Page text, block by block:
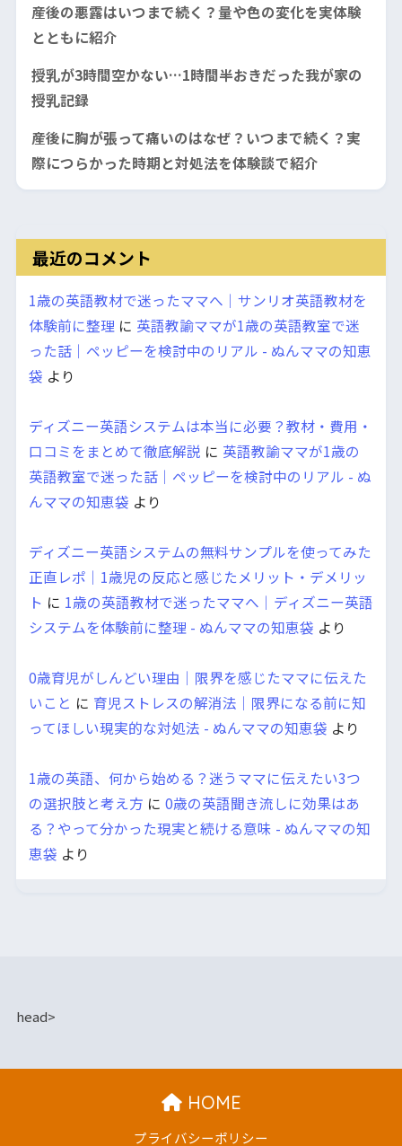
産後の悪露はいつまで続く？量や色の変化を実体験
とともに紹介
授乳が3時間空かない…1時間半おきだった我が家の
授乳記録
産後に胸が張って痛いのはなぜ？いつまで続く？実
際につらかった時期と対処法を体験談で紹介
最近のコメント
1歳の英語教材で迷ったママへ｜サンリオ英語教材を
体験前に整理 に 英語教諭ママが1歳の英語教室で迷
った話｜ペッピーを検討中のリアル - ぬんママの知恵
袋 より
ディズニー英語システムは本当に必要？教材・費用・
口コミをまとめて徹底解説 に 英語教諭ママが1歳の
英語教室で迷った話｜ペッピーを検討中のリアル - ぬ
んママの知恵袋 より
ディズニー英語システムの無料サンプルを使ってみた
正直レポ｜1歳児の反応と感じたメリット・デメリッ
ト に 1歳の英語教材で迷ったママへ｜ディズニー英語
システムを体験前に整理 - ぬんママの知恵袋 より
0歳育児がしんどい理由｜限界を感じたママに伝えた
いこと に 育児ストレスの解消法｜限界になる前に知
ってほしい現実的な対処法 - ぬんママの知恵袋 より
1歳の英語、何から始める？迷うママに伝えたい3つ
の選択肢と考え方 に 0歳の英語聞き流しに効果はあ
る？やって分かった現実と続ける意味 - ぬんママの知
恵袋 より
head>
HOME
プライバシーポリシー